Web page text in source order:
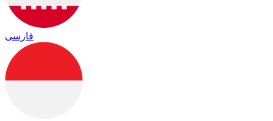
فارسی